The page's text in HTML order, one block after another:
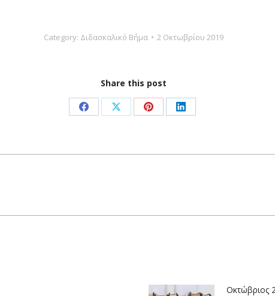
Category: Διδασκαλικό Βήμα 2 Οκτωβρίου 2019
Share this post
Share
Facebook
Share
X
Share
Pinterest
Share
LinkedIn
Οκτώβριος